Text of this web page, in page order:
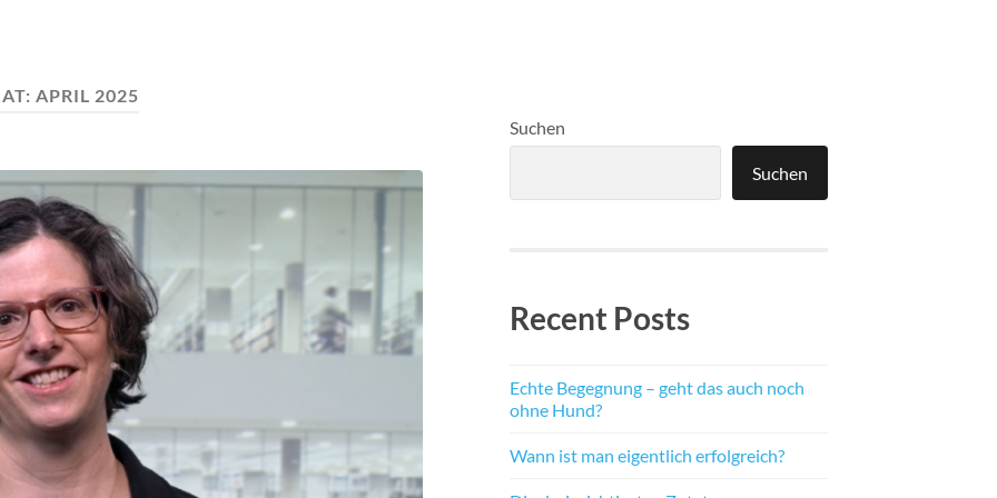
APRIL 2025
Suchen
Suchen
Recent Posts
Echte Begegnung – geht das auch noch
ohne Hund?
Wann ist man eigentlich erfolgreich?